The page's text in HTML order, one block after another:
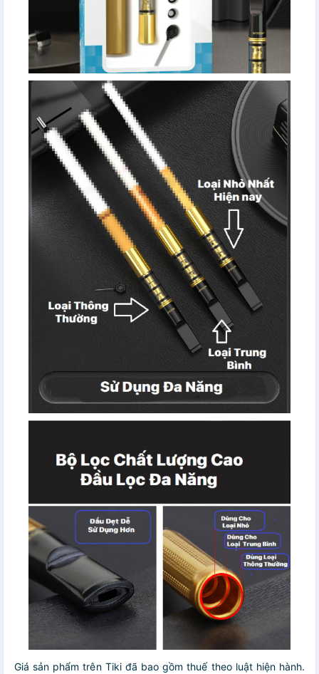
Giá sản phẩm trên Tiki đã bao gồm thuế theo luật hiện hành.